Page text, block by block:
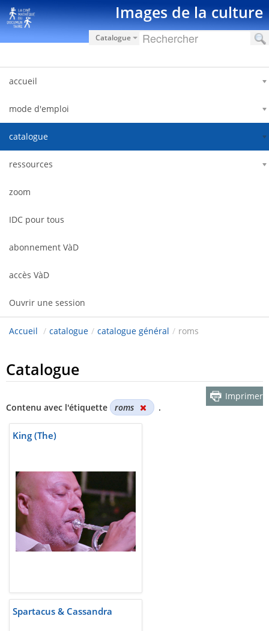
Saut au contenu Images de la culture
Catalogue
accueil
mode d'emploi
catalogue
ressources
zoom
IDC pour tous
abonnement VàD
accès VàD
Ouvrir une session
Accueil / catalogue / catalogue général / roms
Catalogue
Contenu avec l'étiquette roms .
Imprimer
King (The)
Spartacus & Cassandra